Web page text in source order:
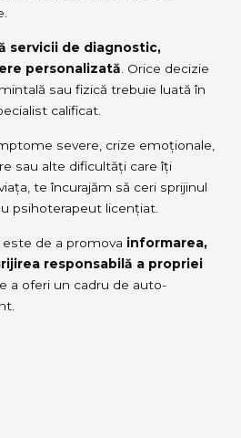
servicii de diagnostic,
personalizată . Orice decizie
sau fizică trebuie luată în
calificat.
severe, crize emoționale,
sau alte dificultăți care îți
te încurajăm să ceri sprijinul
psihoterapeut licențiat.
de a promova informarea,
responsabilă a propriei
a oferi un cadru de auto-